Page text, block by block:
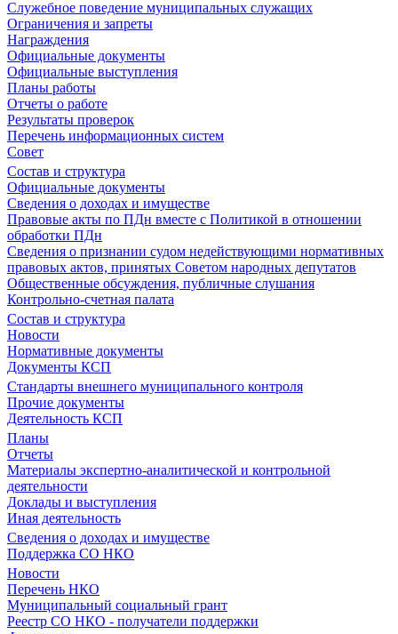
Служебное поведение муниципальных служащих
Ограничения и запреты
Награждения
Официальные документы
Официальные выступления
Планы работы
Отчеты о работе
Результаты проверок
Перечень информационных систем
Совет
Состав и структура
Официальные документы
Сведения о доходах и имуществе
Правовые акты по ПДн вместе с Политикой в отношении
обработки ПДн
Сведения о признании судом недействующими нормативных
правовых актов, принятых Советом народных депутатов
Общественные обсуждения, публичные слушания
Контрольно-счетная палата
Состав и структура
Новости
Нормативные документы
Документы КСП
Стандарты внешнего муниципального контроля
Прочие документы
Деятельность КСП
Планы
Отчеты
Материалы экспертно-аналитической и контрольной
деятельности
Доклады и выступления
Иная деятельность
Сведения о доходах и имуществе
Поддержка СО НКО
Новости
Перечень НКО
Муниципальный социальный грант
Реестр СО НКО - получатели поддержки